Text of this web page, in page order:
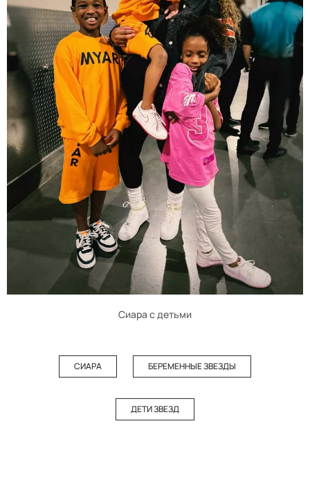
Сиара с детьми
СИАРА БЕРЕМЕННЫЕ ЗВЕЗДЫ
ДЕТИ ЗВЕЗД